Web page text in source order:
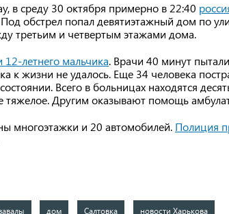
в среду 30 октября примерно в 22:40
Под обстрел попал девятиэтажный дом по
третьим и четвертым этажами дома.
12-летнего мальчика. Врачи 40 минут
к жизни не удалось. Еще 34 человека
Всего в больницах находятся
тяжелое. Другим оказывают помощь
многоэтажки и 20 автомобилей. Полиция
дом Салтовка новости Харькова